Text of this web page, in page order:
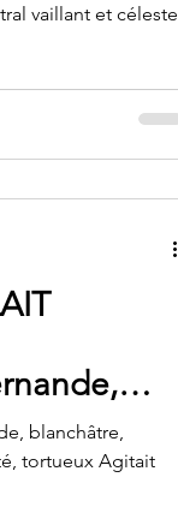
vaillant et céleste
Désir"
blanchâtre,
tortueux Agitait